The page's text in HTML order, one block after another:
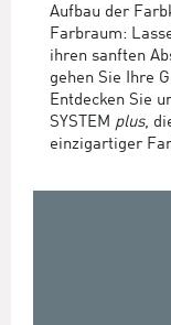
Aufbau der
Farbraum:
ihren sanften
gehen Sie Ihre
Entdecken Sie
SYSTEM plus,
einzigartiger